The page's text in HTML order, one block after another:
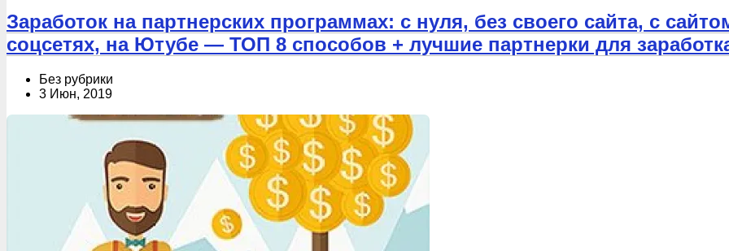
Заработок на партнерских программах: с нуля, без своего сайта, с
соцсетях, на Ютубе — ТОП 8 способов + лучшие партнерки для
Без рубрики
3 Июн, 2019